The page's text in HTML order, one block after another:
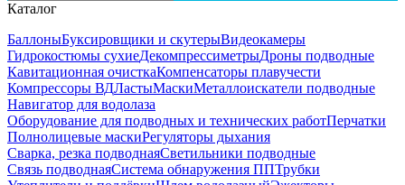
Каталог
БаллоныБуксировщики и скутерыВидеокамеры
Гидрокостюмы сухиеДекомпрессиметрыДроны подводные
Кавитационная очисткаКомпенсаторы плавучести
Компрессоры ВДЛастыМаскиМеталлоискатели подводные
Навигатор для водолаза
Оборудование для подводных и технических работПерчатки
Полнолицевые маскиРегуляторы дыхания
Сварка, резка подводнаяСветильники подводные
Связь подводнаяСистема обнаружения ППТрубки